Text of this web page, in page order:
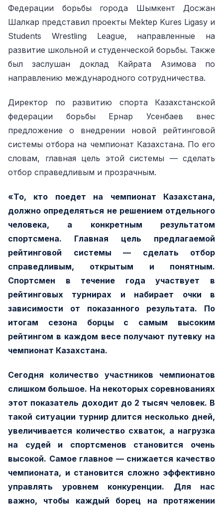
Федерации борьбы города Шымкент Досжан
Шалкар представил проекты Mektep Kures Ligasy и
Students Wrestling League, направленные на
развитие школьной и студенческой борьбы. Также
был заслушан доклад Кайрата Азимова по
направлению международного сотрудничества.
Директор по развитию спорта Казахстанской
федерации борьбы Ернар Усенбаев внес
предложение о внедрении новой рейтинговой
системы отбора на чемпионат Казахстана. По его
словам, главная цель этой системы — сделать
отбор справедливым и прозрачным.
«То, кто поедет на чемпионат Казахстана,
должно определяться не решением отдельного
человека, а конкретным результатом
спортсмена. Главная цель предлагаемой
рейтинговой системы — сделать отбор
справедливым, открытым и понятным.
Спортсмен в течение года участвует в
рейтинговых турнирах и набирает очки в
зависимости от показанного результата. По
итогам сезона борцы с самым высоким
рейтингом в каждом весе получают путевку на
чемпионат Казахстана.
Сегодня количество участников чемпионатов
слишком большое. На некоторых соревнованиях
этот показатель доходит до 2 тысяч человек. В
такой ситуации турнир длится несколько дней,
увеличивается количество схваток, а нагрузка
на судей и спортсменов становится очень
высокой. Самое главное — снижается качество
чемпионата, и становится сложно эффективно
управлять уровнем конкуренции. Для нас
важно, чтобы каждый борец на протяжении